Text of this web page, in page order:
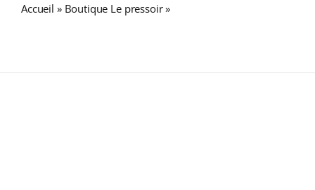
Accueil » Boutique Le pressoir»